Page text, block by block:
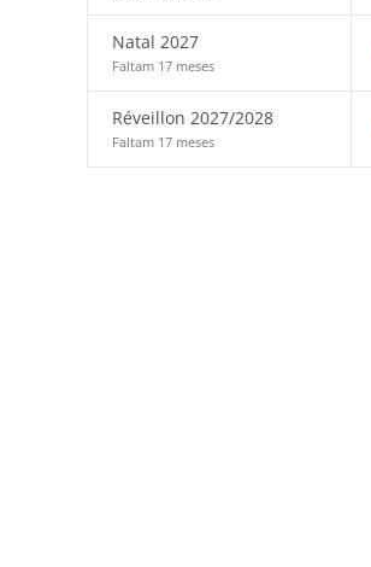
Natal 2027
Faltam 17 meses
Réveillon 2027/2028
Faltam 17 meses